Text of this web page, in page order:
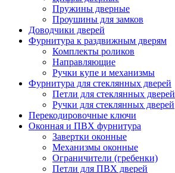
Пружины дверные
Проушины для замков
Доводчики дверей
Фурнитура к раздвижным дверям
Комплекты роликов
Направляющие
Ручки купе и механизмы
Фурнитура для стеклянных дверей
Петли для стеклянных дверей
Ручки для стеклянных дверей
Перекодировочные ключи
Оконная и ПВХ фурнитура
Завертки оконные
Механизмы оконные
Ограничители (гребенки)
Петли для ПВХ дверей